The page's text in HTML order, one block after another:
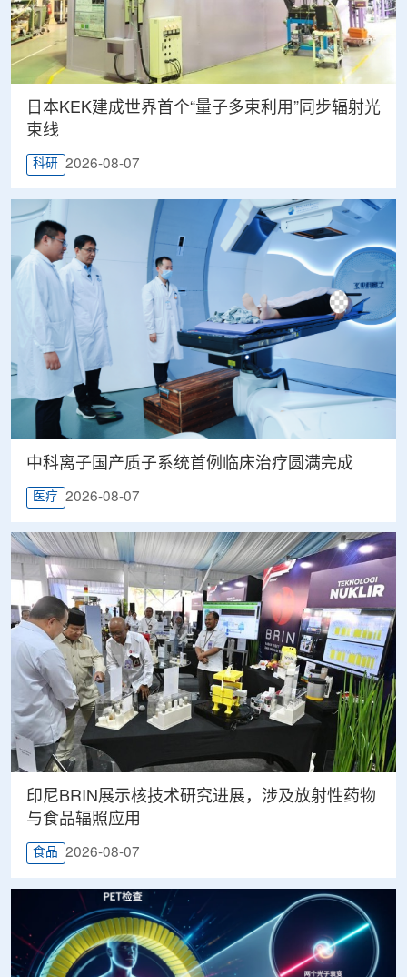
日本KEK建成世界首个“量子多束利用”同步辐射光
束线
科研 2026-08-07
中科离子国产质子系统首例临床治疗圆满完成
医疗 2026-08-07
印尼BRIN展示核技术研究进展，涉及放射性药物
与食品辐照应用
食品 2026-08-07